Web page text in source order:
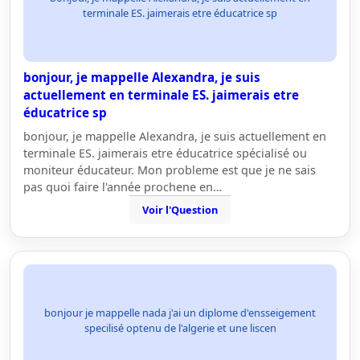
terminale ES. jaimerais etre éducatrice sp
bonjour, je mappelle Alexandra, je suis
actuellement en terminale ES. jaimerais etre
éducatrice sp
bonjour, je mappelle Alexandra, je suis actuellement en
terminale ES. jaimerais etre éducatrice spécialisé ou
moniteur éducateur. Mon probleme est que je ne sais
pas quoi faire l'année prochene en…
Voir l'Question
bonjour je mappelle nada j'ai un diplome d'ensseigement
specilisé optenu de l'algerie et une liscen